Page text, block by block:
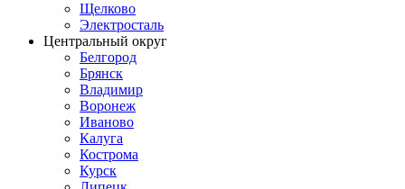
Щелково
Электросталь
Центральный округ
Белгород
Брянск
Владимир
Воронеж
Иваново
Калуга
Кострома
Курск